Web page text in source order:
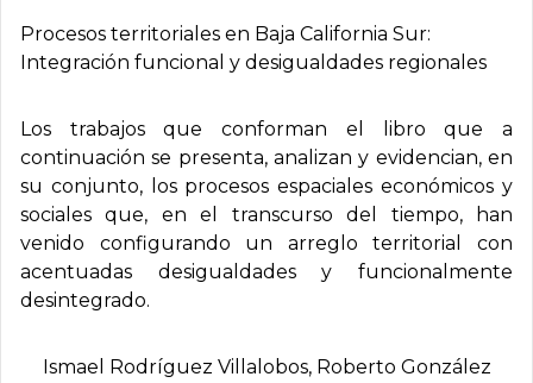
Procesos territoriales en Baja California Sur:
Integración funcional y desigualdades regionales
Los trabajos que conforman el libro que a
continuación se presenta, analizan y evidencian, en
su conjunto, los procesos espaciales económicos y
sociales que, en el transcurso del tiempo, han
venido configurando un arreglo territorial con
acentuadas desigualdades y funcionalmente
desintegrado.
Ismael Rodrí­guez Villalobos, Roberto González